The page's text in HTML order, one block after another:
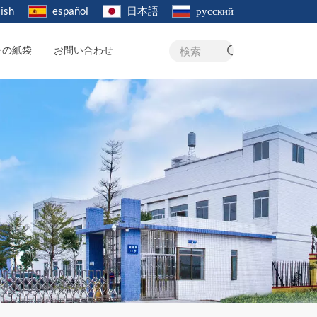
español 日本語 русский
紙袋 お問い合わせ 検索